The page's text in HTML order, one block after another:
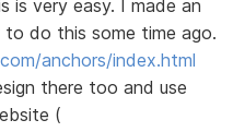
is very easy. I made an
do this some time ago.
anchors/index.html
there too and use
(